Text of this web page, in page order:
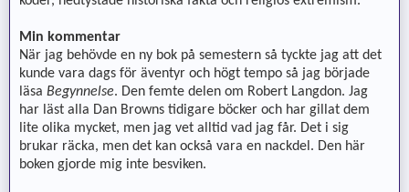
Min kommentar
När jag behövde en ny bok på semestern så tyckte jag att det
kunde vara dags för äventyr och högt tempo så jag började
läsa Begynnelse. Den femte delen om Robert Langdon. Jag
har läst alla Dan Browns tidigare böcker och har gillat dem
lite olika mycket, men jag vet alltid vad jag får. Det i sig
brukar räcka, men det kan också vara en nackdel. Den här
boken gjorde mig inte besviken.